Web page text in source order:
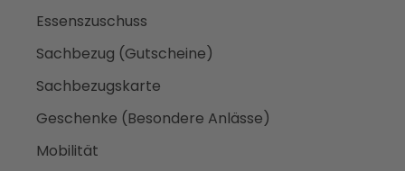
Essenszuschuss
Sachbezug (Gutscheine)
Sachbezugskarte
Geschenke (Besondere Anlässe)
Mobilität